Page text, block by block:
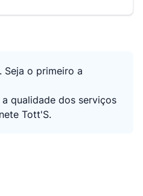
Seja o primeiro a
qualidade dos serviços
Tott'S.